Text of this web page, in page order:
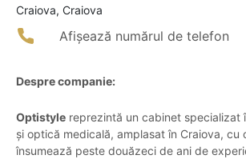
Craiova, Craiova
Afișează numărul de telefon
Despre companie:
Optistyle reprezintă un cabinet specializat
și optică medicală, amplasat în Craiova, cu
însumează peste douăzeci de ani de